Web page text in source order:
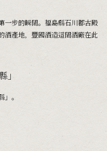
一步的瞬間。福島縣石川郡古殿
酒產地，豐國酒造這間酒廠在此
」
。